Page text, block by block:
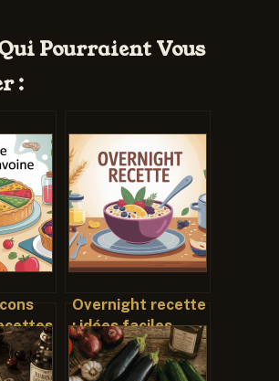
Pourraient Vous
:
et
Overnight recette
: idées faciles,
équilibrées et
prêtes pour le